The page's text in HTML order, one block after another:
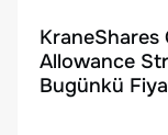
KraneShares
Allowance
Bugünkü